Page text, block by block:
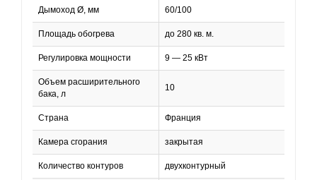
Дымоход Ø, мм 60/100
Площадь обогрева до 280 кв. м.
Регулировка мощности 9 — 25 кВт
Объем расширительного
бака, л
10
Страна Франция
Камера сгорания закрытая
Количество контуров двухконтурный